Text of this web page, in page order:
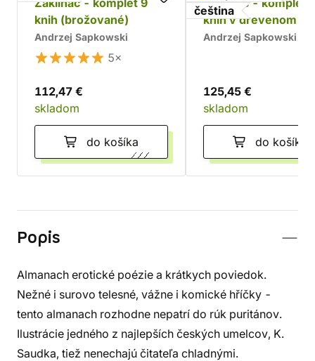
Zaklínač - komplet 9
knih (brožované)
Andrzej Sapkowski
5×
112,47 €
skladom
do košíka
čeština
Zaklínač - komplet
kníh v drevenom
Chrám
Andrzej Sapkowski
125,45 €
skladom
do košíka
Popis
Almanach erotické poézie a krátkych poviedok.
Nežné i surovo telesné, vážne i komické hříčky -
tento almanach rozhodne nepatrí do rúk puritánov.
Ilustrácie jedného z najlepších českých umelcov, K.
Saudka, tiež nenechajú čitateľa chladnými.